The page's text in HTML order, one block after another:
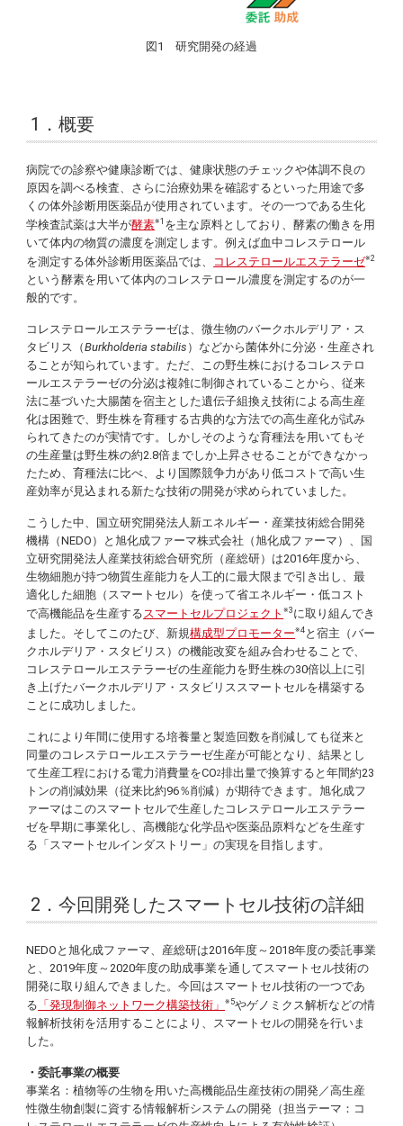
図1 研究開発の経過
1．概要
病院での診察や健康診断では、健康状態のチェックや体調不良の
原因を調べる検査、さらに治療効果を確認するといった用途で多
くの体外診断用医薬品が使用されています。その一つである生化
学検査試薬は大半が酵素※1 を主な原料としており、酵素の働きを用
いて体内の物質の濃度を測定します。例えば血中コレステロール
を測定する体外診断用医薬品では、
コレステロールエステラーゼ※2
という酵素を用いて体内のコレステロール濃度を測定するのが一
般的です。
コレステロールエステラーゼは、微生物のバークホルデリア・ス
タビリス（Burkholderia stabilis ）などから菌体外に分泌・生産され
ることが知られています。ただ、この野生株におけるコレステロ
ールエステラーゼの分泌は複雑に制御されていることから、従来
法に基づいた大腸菌を宿主とした遺伝子組換え技術による高生産
化は困難で、野生株を育種する古典的な方法での高生産化が試み
られてきたのが実情です。しかしそのような育種法を用いてもそ
の生産量は野生株の約2.8倍までしか上昇させることができなかっ
たため、育種法に比べ、より国際競争力があり低コストで高い生
産効率が見込まれる新たな技術の開発が求められていました。
こうした中、国立研究開発法人新エネルギー・産業技術総合開発
機構（NEDO）と旭化成ファーマ株式会社（旭化成ファーマ）、国
立研究開発法人産業技術総合研究所（産総研）は2016年度から、
生物細胞が持つ物質生産能力を人工的に最大限まで引き出し、最
適化した細胞（スマートセル）を使って省エネルギー・低コスト
で高機能品を生産するスマートセルプロジェクト※3 に取り組んでき
ました。そしてこのたび、新規構成型プロモーター※4 と宿主（バー
クホルデリア・スタビリス）の機能改変を組み合わせることで、
コレステロールエステラーゼの生産能力を野生株の30倍以上に引
き上げたバークホルデリア・スタビリススマートセルを構築する
ことに成功しました。
これにより年間に使用する培養量と製造回数を削減しても従来と
同量のコレステロールエステラーゼ生産が可能となり、結果とし
て生産工程における電力消費量をCO2排出量で換算すると年間約23
トンの削減効果（従来比約96％削減）が期待できます。旭化成フ
ァーマはこのスマートセルで生産したコレステロールエステラー
ゼを早期に事業化し、高機能な化学品や医薬品原料などを生産す
る「スマートセルインダストリー」の実現を目指します。
2．今回開発したスマートセル技術の詳細
NEDOと旭化成ファーマ、産総研は2016年度～2018年度の委託事業
と、2019年度～2020年度の助成事業を通してスマートセル技術の
開発に取り組んできました。今回はスマートセル技術の一つであ
る 「発現制御ネットワーク構築技術」※5やゲノミクス解析などの情
報解析技術を活用することにより、スマートセルの開発を行いま
した。
・委託事業の概要
事業名：植物等の生物を用いた高機能品生産技術の開発／高生産
性微生物創製に資する情報解析システムの開発（担当テーマ：コ